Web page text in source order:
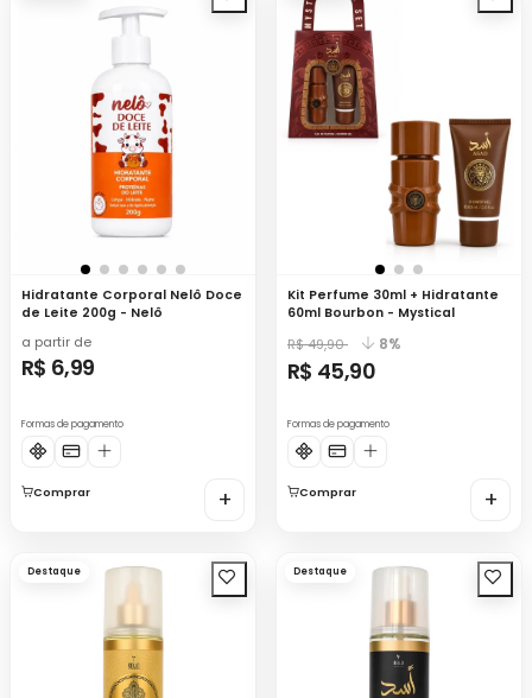
Hidratante Corporal Nelô Doce
de Leite 200g - Nelô
a partir de
R$ 6,99
Formas de pagamento
Comprar +
Kit Perfume 30ml + Hidratante
60ml Bourbon - Mystical
R$ 49,90 8%
R$ 45,90
Formas de pagamento
Comprar +
Destaque Destaque